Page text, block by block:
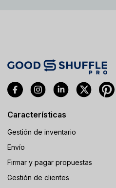
Características
Gestión de inventario
Envío
Firmar y pagar propuestas
Gestión de clientes